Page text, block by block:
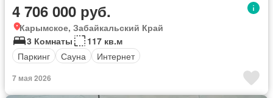
4 706 000 руб.
Карымское, Забайкальский Край
3 Комнаты
117 кв.м
Паркинг
Сауна Интернет
7 мая 2026